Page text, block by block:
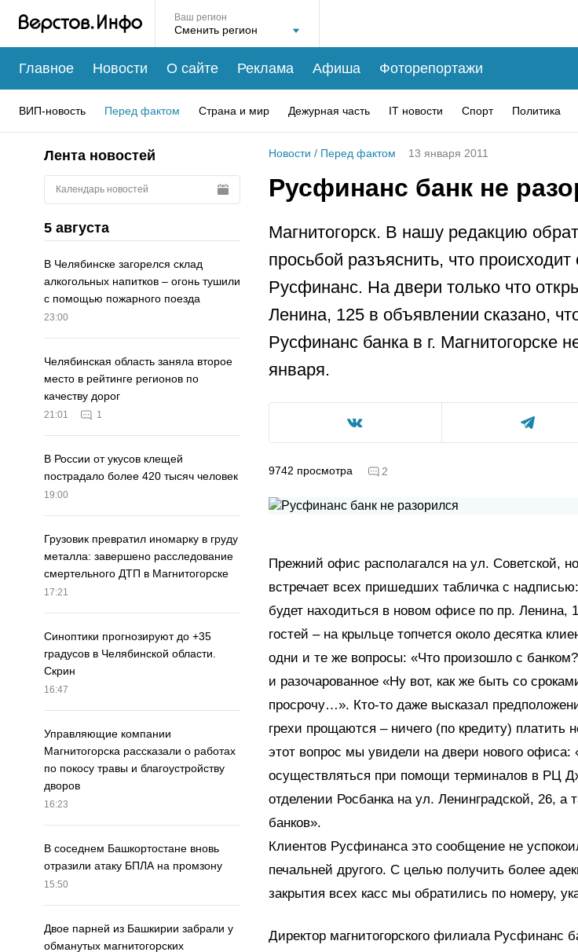
Ваш регион
Главное Новости О сайте Реклама Афиша Фоторепортажи
ВИП-новость Перед фактом Страна и мир Дежурная часть IT новости Спорт Политика
Лента новостей
Календарь новостей
5 августа
В Челябинске загорелся склад
алкогольных напитков – огонь тушили
с помощью пожарного поезда
23:00
Челябинская область заняла второе
место в рейтинге регионов по
качеству дорог
21:01 1
В России от укусов клещей
пострадало более 420 тысяч человек
19:00
Грузовик превратил иномарку в груду
металла: завершено расследование
смертельного ДТП в Магнитогорске
17:21
Синоптики прогнозируют до +35
градусов в Челябинской области.
Скрин
16:47
Управляющие компании
Магнитогорска рассказали о работах
по покосу травы и благоустройству
дворов
16:23
В соседнем Башкортостане вновь
отразили атаку БПЛА на промзону
15:50
Двое парней из Башкирии забрали у
обманутых магнитогорских
Новости / Перед фактом 13 января 2011
Русфинанс банк не
Магнитогорск. В нашу редакцию
просьбой разъяснить, что
Русфинанс. На двери только что
Ленина, 125 в объявлении сказано,
Русфинанс банка в г. Магнитогорске
января.
9742 просмотра 2
Прежний офис располагался на ул. Советской,
встречает всех пришедших табличка с
будет находиться в новом офисе по пр. Ленина,
гостей – на крыльце топчется около десятка
одни и те же вопросы: «Что произошло с
и разочарованное «Ну вот, как же быть со
просрочу…». Кто-то даже высказал
грехи прощаются – ничего (по кредиту) платить
этот вопрос мы увидели на двери нового
осуществляться при помощи терминалов в РЦ
отделении Росбанка на ул. Ленинградской, 26, а
банков».
Клиентов Русфинанса это сообщение не
печальней другого. С целью получить более
закрытия всех касс мы обратились по номеру,
Директор магнитогорского филиала Русфинанс